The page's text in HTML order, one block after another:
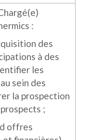
:
des
à des
les
sein des
la prospection
;
offres